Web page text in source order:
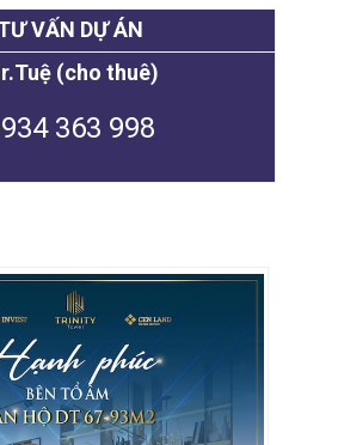
VẤN DỰ ÁN
(cho thuê)
363 998